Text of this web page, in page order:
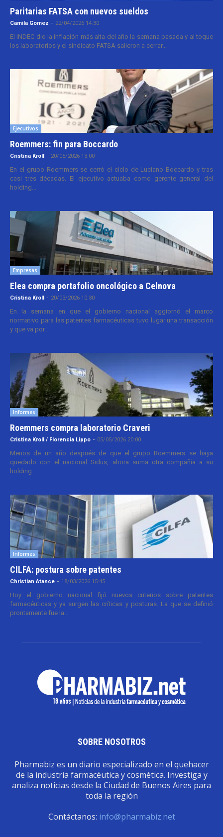
Paritarias FATSA con nuevos sueldos
Camila Gomez - 22/04/2026 14:30
El INDEC dio la inflación más alta del año la semana pasada y al toque
los laboratorios y el sindicato FATSA salieron a cerrar...
Ejecutivos
Roemmers: fin para Boccardo
Cristina Kroll - 20/05/2026 13:00
En el grupo Roemmers se cerró el ciclo de Luciano Boccardo y tras
casi tres décadas. El ejecutivo actuaba como gerente general del
holding...
Empresas
Elea compra portafolio oncológico a Celnova
Cristina Kroll - 20/03/2026 10:30
En la semana en que el gobierno nacional aggiornó el marco
normativo para las patentes farmacéuticas tuvo lugar una transacción
y que va por...
Informes
Roemmers compra laboratorio Craveri
Cristina Kroll / Florencia Lippo - 05/05/2026 20:00
Menos de un año después de que el grupo Roemmers se haya
quedado con el nacional Sidus, ahora suma otra compañía a su
holding....
Informes
CILFA: postura sobre patentes
Christian Atance - 18/03/2026 15:45
Hoy el gobierno nacional fijó nuevos criterios sobre patentes
farmacéuticas y ya surgen las críticas y posturas. La que se definió
prontamente fue la...
SOBRE NOSOTROS
Pharmabiz es un diario especializado en el quehacer
de la industria farmacéutica y cosmética. Investiga y
analiza noticias desde la Ciudad de Buenos Aires para
toda la región
Contáctanos: info@pharmabiz.net